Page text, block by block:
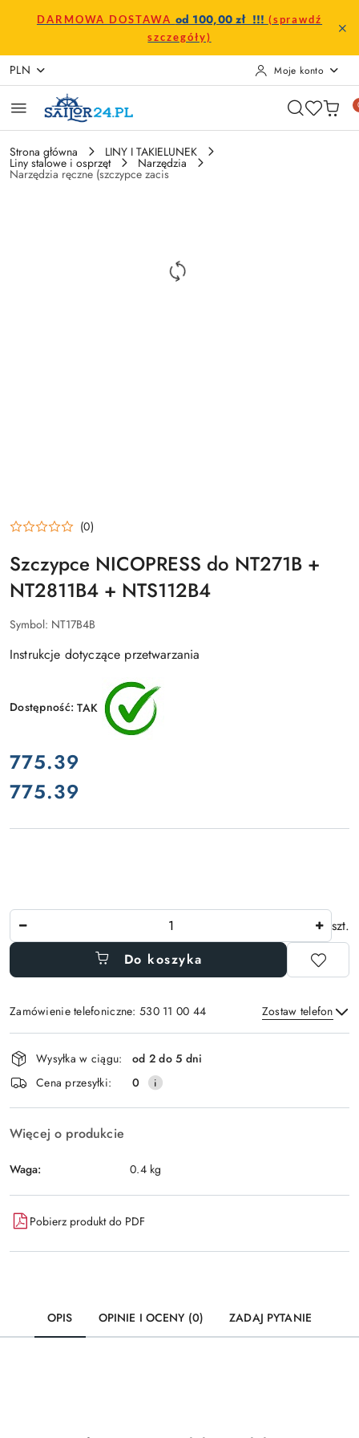
Przejdź do treści głównej
Przejdź do wyszukiwarki
Przejdź do moje konto
Przejdź do menu głównego
Przejdź do opisu produktu
Przejdź do stopki
DARMOWA DOSTAWA od 100,00 zł !!! (sprawdź
szczegóły)
PLN Moje konto
Strona główna LINY I TAKIELUNEK
Liny stalowe i osprzęt Narzędzia
Narzędzia ręczne (szczypce zacis
(0)
Szczypce NICOPRESS do NT271B +
NT2811B4 + NTS112B4
Symbol: NT17B4B
Instrukcje dotyczące przetwarzania
Dostępność:TAK
cena:
775.39
Cena:
775.39
szt.
Do koszyka
Zamówienie telefoniczne: 530 11 00 44 Zostaw telefon
Wyślij
Dostępność
i
dostawa
Wysyłka w ciągu:
od 2 do 5 dni
Cena przesyłki:
0
Więcej o produkcie
Waga: 0.4 kg
Pobierz produkt do PDF
OPIS OPINIE I OCENY (0) ZADAJ PYTANIE